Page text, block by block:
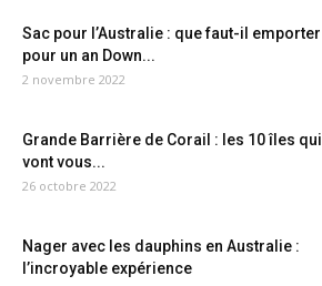
Sac pour l’Australie : que faut-il emporter
pour un an Down...
2 novembre 2022
Grande Barrière de Corail : les 10 îles qui
vont vous...
26 octobre 2022
Nager avec les dauphins en Australie :
l’incroyable expérience